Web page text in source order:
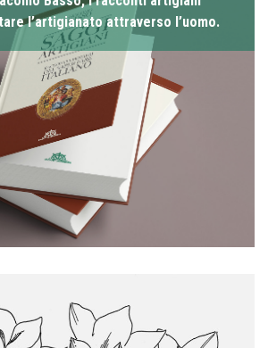
l’artigianato attraverso l’uomo.